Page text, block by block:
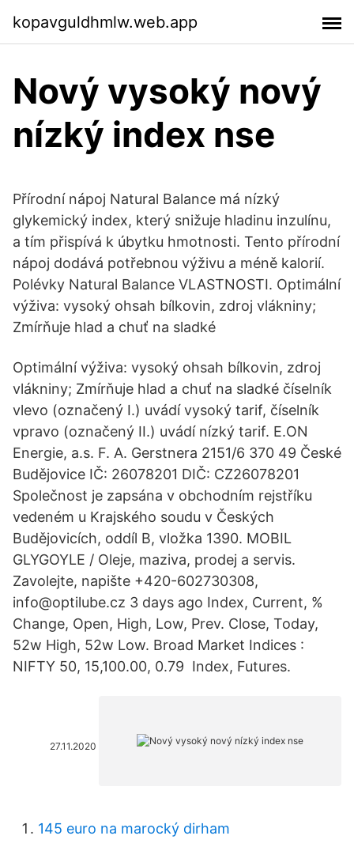
kopavguldhmlw.web.app
Nový vysoký nový
nízký index nse
Přírodní nápoj Natural Balance má nízký
glykemický index, který snižuje hladinu inzulínu,
a tím přispívá k úbytku hmotnosti. Tento přírodní
nápoj dodává potřebnou výživu a méně kalorií.
Polévky Natural Balance VLASTNOSTI. Optimální
výživa: vysoký ohsah bílkovin, zdroj vlákniny;
Zmírňuje hlad a chuť na sladké
Optimální výživa: vysoký ohsah bílkovin, zdroj
vlákniny; Zmírňuje hlad a chuť na sladké číselník
vlevo (označený I.) uvádí vysoký tarif, číselník
vpravo (označený II.) uvádí nízký tarif. E.ON
Energie, a.s. F. A. Gerstnera 2151/6 370 49 České
Budějovice IČ: 26078201 DIČ: CZ26078201
Společnost je zapsána v obchodním rejstříku
vedeném u Krajského soudu v Českých
Budějovicích, oddíl B, vložka 1390. MOBIL
GLYGOYLE / Oleje, maziva, prodej a servis.
Zavolejte, napište +420-602730308,
info@optilube.cz 3 days ago Index, Current, %
Change, Open, High, Low, Prev. Close, Today,
52w High, 52w Low. Broad Market Indices :
NIFTY 50, 15,100.00, 0.79 Index, Futures.
27.11.2020
145 euro na marocký dirham